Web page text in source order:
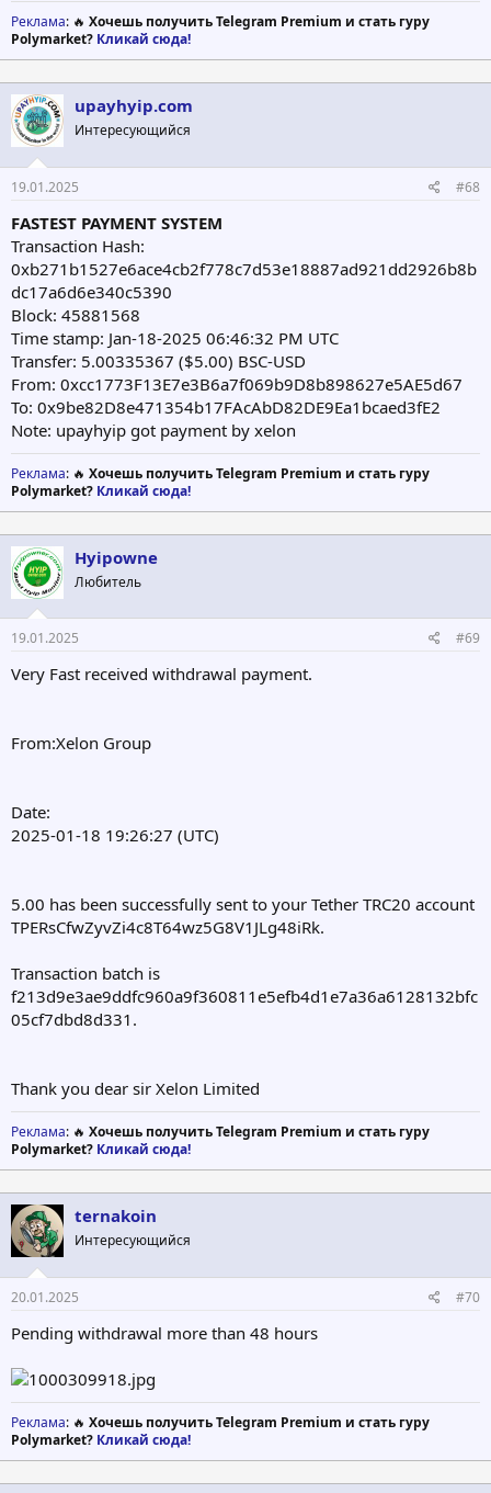
Реклама: 🔥 Хочешь получить Telegram Premium и стать гуру
Polymarket? Кликай сюда!
upayhyip.com
Интересующийся
19.01.2025 #68
FASTEST PAYMENT SYSTEM
Transaction Hash:
0xb271b1527e6ace4cb2f778c7d53e18887ad921dd2926b8b
dc17a6d6e340c5390
Block: 45881568
Time stamp: Jan-18-2025 06:46:32 PM UTC
Transfer: 5.00335367 ($5.00) BSC-USD
From: 0xcc1773F13E7e3B6a7f069b9D8b898627e5AE5d67
To: 0x9be82D8e471354b17FAcAbD82DE9Ea1bcaed3fE2
Note: upayhyip got payment by xelon
Реклама: 🔥 Хочешь получить Telegram Premium и стать гуру
Polymarket? Кликай сюда!
Hyipowne
Любитель
19.01.2025 #69
Very Fast received withdrawal payment.
From:Xelon Group
Date:
2025-01-18 19:26:27 (UTC)
5.00 has been successfully sent to your Tether TRC20 account
TPERsCfwZyvZi4c8T64wz5G8V1JLg48iRk.
Transaction batch is
f213d9e3ae9ddfc960a9f360811e5efb4d1e7a36a6128132bfc
05cf7dbd8d331.
Thank you dear sir Xelon Limited
Реклама: 🔥 Хочешь получить Telegram Premium и стать гуру
Polymarket? Кликай сюда!
ternakoin
Интересующийся
20.01.2025 #70
Pending withdrawal more than 48 hours
Реклама: 🔥 Хочешь получить Telegram Premium и стать гуру
Polymarket? Кликай сюда!